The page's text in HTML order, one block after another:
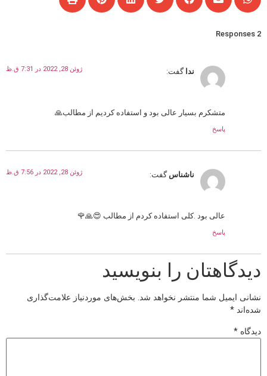
2 Responses
ندا گفت: ژوئن 28, 2022 در 7:31 ق.ظ
متشکرم بسیار عالی بود و استفاده کردیم از مطالب🙏
پاسخ
ناشناس گفت: ژوئن 28, 2022 در 7:56 ق.ظ
عالی بود .کلی استفاده کردم از مطالب 😍🙏🌹
پاسخ
دیدگاهتان را بنویسید
نشانی ایمیل شما منتشر نخواهد شد. بخش‌های موردنیاز علامت‌گذاری
شده‌اند *
دیدگاه *